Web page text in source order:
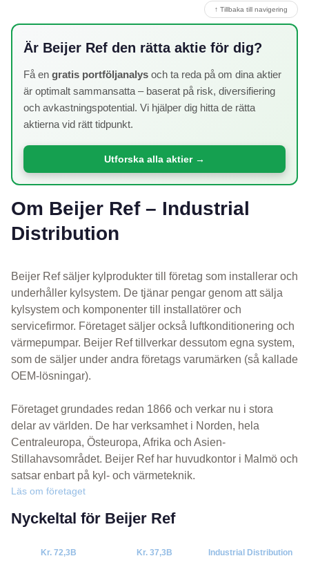
↑ Tillbaka till navigering
Är Beijer Ref den rätta aktie för dig?
Få en gratis portföljanalys och ta reda på om dina aktier
är optimalt sammansatta – baserat på risk, diversifiering
och avkastningspotential. Vi hjälper dig hitta de rätta
aktierna vid rätt tidpunkt.
Utforska alla aktier →
Om Beijer Ref – Industrial
Distribution
Beijer Ref säljer kylprodukter till företag som installerar och
underhåller kylsystem. De tjänar pengar genom att sälja
kylsystem och komponenter till installatörer och
servicefirmor. Företaget säljer också luftkonditionering och
värmepumpar. Beijer Ref tillverkar dessutom egna system,
som de säljer under andra företags varumärken (så kallade
OEM-lösningar).
Företaget grundades redan 1866 och verkar nu i stora
delar av världen. De har verksamhet i Norden, hela
Centraleuropa, Östeuropa, Afrika och Asien-
Stillahavsområdet. Beijer Ref har huvudkontor i Malmö och
satsar enbart på kyl- och värmeteknik.
Läs om företaget
Nyckeltal för Beijer Ref
Kr. 72,3B Kr. 37,3B Industrial Distribution